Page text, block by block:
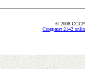
© 2008
Синдикат 2142